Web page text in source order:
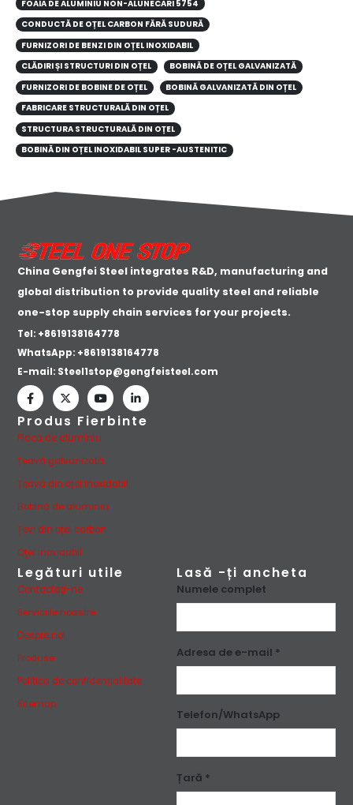
FOAIA DE ALUMINIU NON-ALUNECARI 5754
CONDUCTĂ DE OȚEL CARBON FĂRĂ SUDURĂ
FURNIZORI DE BENZI DIN OȚEL INOXIDABIL
CLĂDIRI ȘI STRUCTURI DIN OȚEL
BOBINĂ DE OȚEL GALVANIZATĂ
FURNIZORI DE BOBINE DE OȚEL
BOBINĂ GALVANIZATĂ DIN OȚEL
FABRICARE STRUCTURALĂ DIN OȚEL
STRUCTURA STRUCTURALĂ DIN OȚEL
BOBINĂ DIN OȚEL INOXIDABIL SUPER -AUSTENITIC
China Gengfei Steel integrates R&D, manufacturing and
global distribution to provide quality steel and reliable
one-stop supply chain services for your projects.
Tel: +8619138164778
WhatsApp: +8619138164778
E-mail: Steel1stop@gengfeisteel.com
Produs Fierbinte
Placă de aluminiu
Țeavă galvanizată
Țeavă din oțel inoxidabil
Bobină de aluminiu
Țevi din oțel carbon
Oţel inoxidabil
Legături utile
Contactaţi-ne
Serviciile noastre
Despre noi
Produse
Politica de confidențialitate
Sitemap
Lasă -ți ancheta
Numele complet
Adresa de e-mail *
Telefon/WhatsApp
Țară *